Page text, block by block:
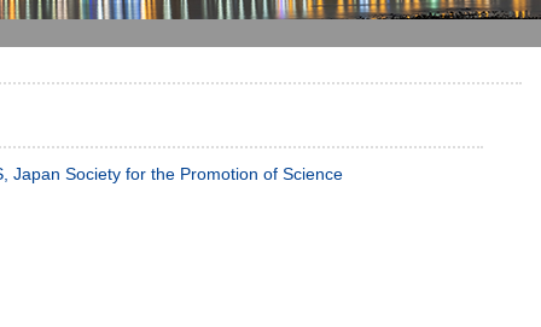
Japan Society for the Promotion of Science